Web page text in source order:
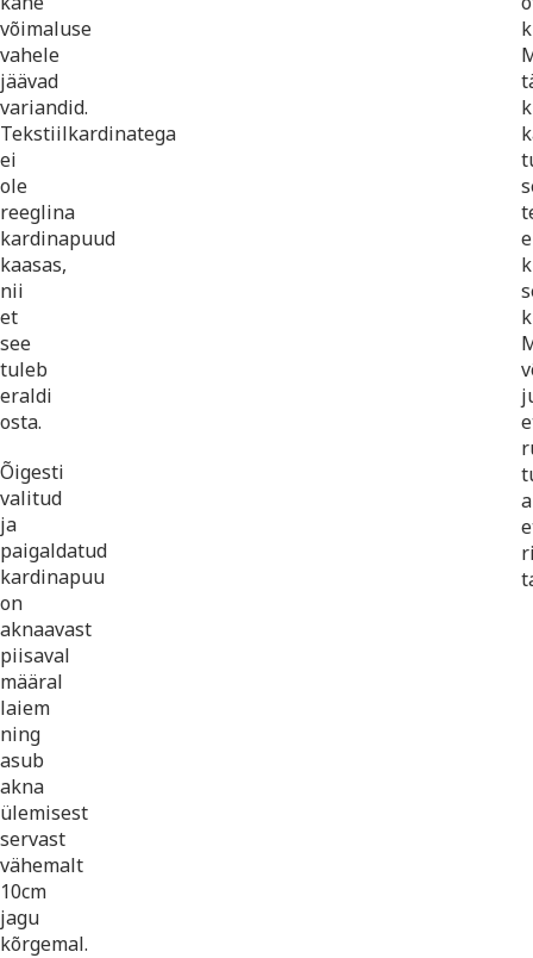
võimaluse
vahele
jäävad
variandid.
Tekstiilkardinatega
ei
ole
reeglina
kardinapuud
kaasas,
nii
et
see
tuleb
eraldi
osta.
Õigesti
valitud
ja
paigaldatud
kardinapuu
on
aknaavast
piisaval
määral
laiem
ning
asub
akna
ülemisest
servast
vähemalt
10cm
jagu
kõrgemal.